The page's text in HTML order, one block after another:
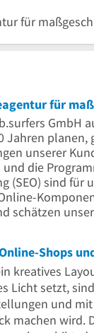
für
für
GmbH
Jahren
unserer
und die
(SEO) sind für
schätzen
Shops
kreatives
Licht setzt,
und
machen wird.